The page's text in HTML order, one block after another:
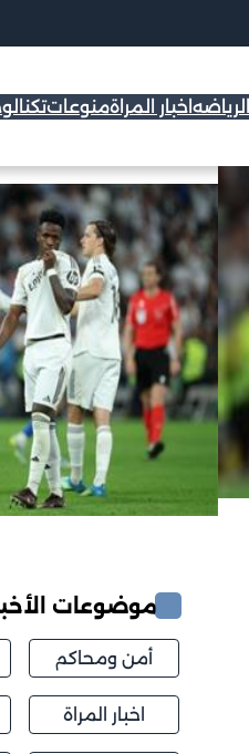
الرياضه اخبار المراةمنوعات
موضوعات
أمن ومحاكم
اخبار المراة